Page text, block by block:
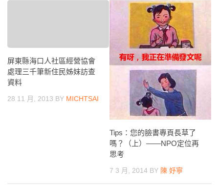
屏東縣海口人社區經營協會
處理三千筆新住民姊妹訪查
資料
28 11 月, 2013 BY MICHTSAI
Tips：您的臉書專頁長草了
嗎？（上）——NPO定位再
思考
7 3 月, 2014 BY 陳 妤寧